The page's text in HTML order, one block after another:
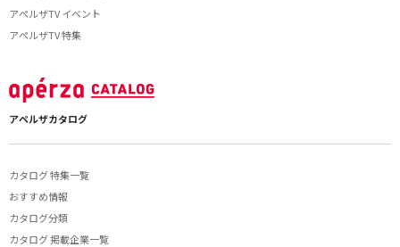
アペルザTV イベント
アペルザTV 特集
アペルザカタログ
カタログ 特集一覧
おすすめ情報
カタログ分類
カタログ 掲載企業一覧